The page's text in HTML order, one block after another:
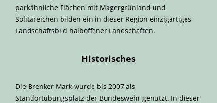
parkähnliche Flächen mit Magergrünland und
Solitäreichen bilden ein in dieser Region einzigartiges
Landschaftsbild halboffener Landschaften.
Historisches
Die Brenker Mark wurde bis 2007 als
Standortübungsplatz der Bundeswehr genutzt. In dieser